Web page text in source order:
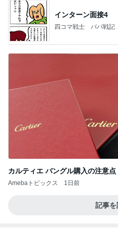
インターン面接4
四コマ戦士 パパ戦記
カルティエ バングル購入の注意点
Amebaトピックス 1日前
記事を